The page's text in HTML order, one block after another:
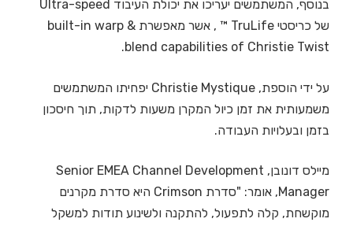
של כריסטי TruLife ™ , אשר מאפשרת built-in warp &
blend capabilities of Christie Twist.
על ידי הוספת, Christie Mystique יפחיתו המשתמשים
משמעותית את זמן כיול המקרן משעות לדקות, תוך חיסכון
בזמן ובעלויות העבודה.
מיילס דונובן, Senior EMEA Channel Development
Manager, אומר: "סדרת Crimson היא סדרת מקרנים
מוקשחת, קלה לתפעול, להתקנה ולשינוע תודות למשקל